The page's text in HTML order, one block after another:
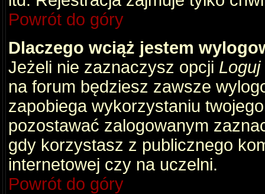
Powrót do góry
Dlaczego wciąż jestem
Jeżeli nie zaznaczysz opcji
na forum będziesz zawsze
zapobiega wykorzystaniu
pozostawać zalogowanym
gdy korzystasz z publicznego
internetowej czy na uczelni.
Powrót do góry